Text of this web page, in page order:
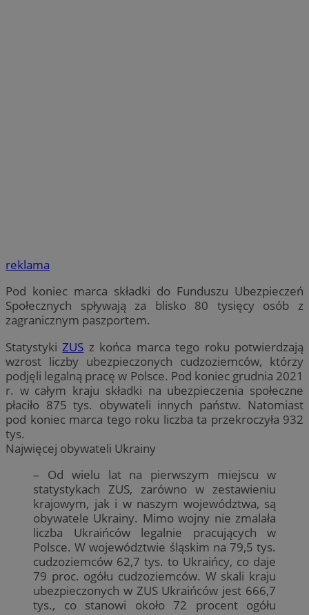
reklama
Pod koniec marca składki do Funduszu Ubezpieczeń
Społecznych spływają za blisko 80 tysięcy osób z
zagranicznym paszportem.
Statystyki ZUS z końca marca tego roku potwierdzają
wzrost liczby ubezpieczonych cudzoziemców, którzy
podjęli legalną pracę w Polsce. Pod koniec grudnia 2021
r. w całym kraju składki na ubezpieczenia społeczne
płaciło 875 tys. obywateli innych państw. Natomiast
pod koniec marca tego roku liczba ta przekroczyła 932
tys.
Najwięcej obywateli Ukrainy
– Od wielu lat na pierwszym miejscu w
statystykach ZUS, zarówno w zestawieniu
krajowym, jak i w naszym województwa, są
obywatele Ukrainy. Mimo wojny nie zmalała
liczba Ukraińców legalnie pracujących w
Polsce. W województwie śląskim na 79,5 tys.
cudzoziemców 62,7 tys. to Ukraińcy, co daje
79 proc. ogółu cudzoziemców. W skali kraju
ubezpieczonych w ZUS Ukraińców jest 666,7
tys., co stanowi około 72 procent ogółu